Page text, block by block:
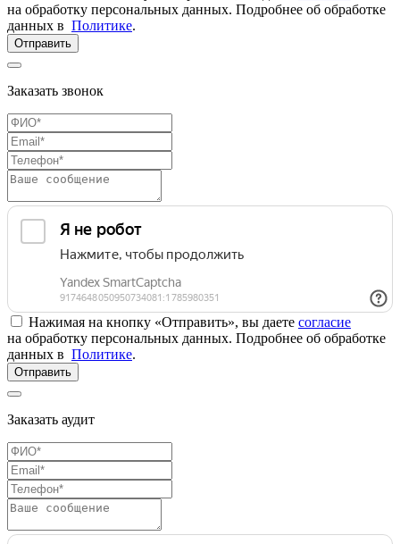
на обработку персональных данных. Подробнее об обработке
данных в Политике.
Отправить
Заказать звонок
Нажимая на кнопку «Отправить», вы даете согласие
на обработку персональных данных. Подробнее об обработке
данных в Политике.
Отправить
Заказать аудит